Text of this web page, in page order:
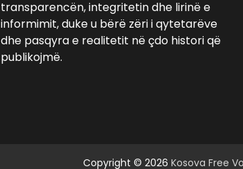
transparencën, integritetin dhe lirinë e
informimit, duke u bërë zëri i qytetarëve
dhe pasqyra e realitetit në çdo histori që
publikojmë.